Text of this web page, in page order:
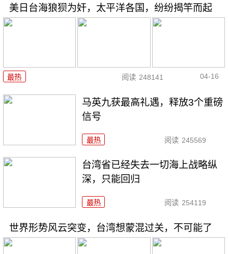
美日台海狼狈为奸，太平洋各国，纷纷揭竿而起
最热 阅读 248141 04-16
马英九获最高礼遇，释放3个重磅
信号
最热 阅读 245569
台湾省已经失去一切海上战略纵
深，只能回归
最热 阅读 254119
世界形势风云突变，台湾想蒙混过关，不可能了